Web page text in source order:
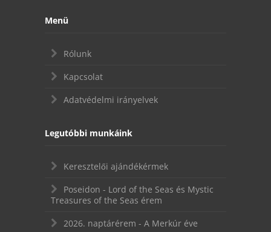
Menü
Rólunk
Kapcsolat
Adatvédelmi irányelvek
Legutóbbi munkáink
Keresztelői ajándékérmek
Poseidon - Lord of the Seas és Mystic
Treasures of the Seas érem
2026. naptárérem - A Merkúr éve